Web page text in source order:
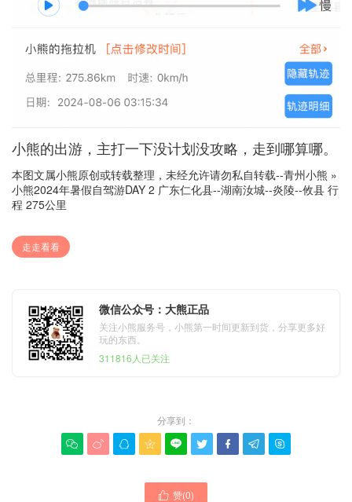
小熊的出游，主打一下没计划没攻略，走到哪算哪。
本图文属小熊原创或转载整理，未经允许请勿私自转载--青州小熊 »
小熊2024年暑假自驾游DAY 2 广东仁化县--湖南汝城--炎陵--攸县 行
程 275公里
走走看看
微信公众号：大熊正品
关注小熊服务号，小熊第一时间更新到货，分享更多好
玩的东西。
311816人已关注
分享到：
        
 赞(0)